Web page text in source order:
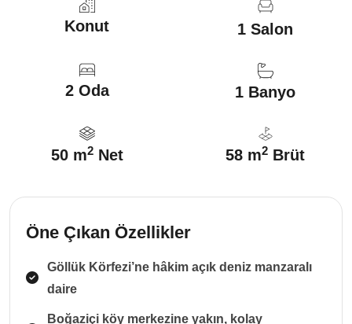
Konut 1 Salon
2 Oda 1 Banyo
50 m2Net 58 m2 Brüt
Öne Çıkan Özellikler
Göllük Körfezi’ne hâkim açık deniz manzaralı
daire
Boğaziçi köy merkezine yakın, kolay